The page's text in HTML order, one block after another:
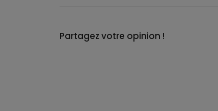
Partagez votre opinion !